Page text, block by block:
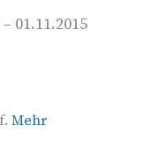
– 01.11.2015
Mehr